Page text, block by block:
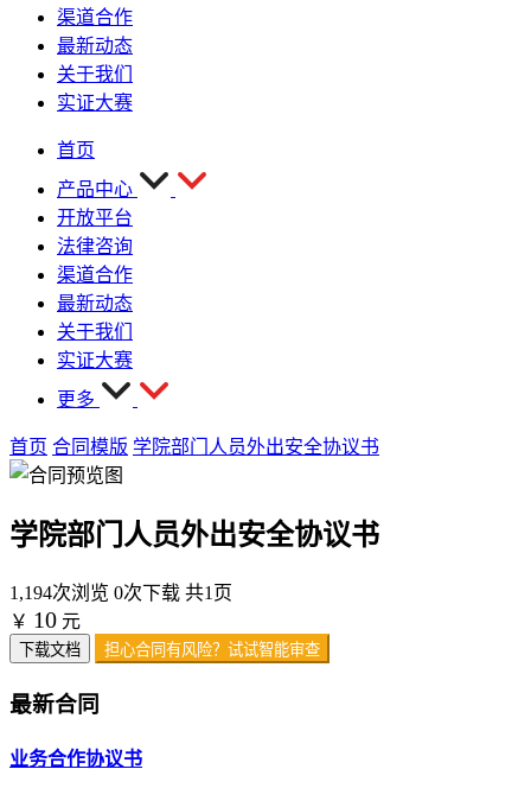
渠道合作
最新动态
关于我们
实证大赛
首页
产品中心
开放平台
法律咨询
渠道合作
最新动态
关于我们
实证大赛
更多
首页 合同模版 学院部门人员外出安全协议书
学院部门人员外出安全协议书
1,194次浏览 0次下载 共1页
￥ 10 元
下载文档 担心合同有风险？试试智能审查
最新合同
业务合作协议书